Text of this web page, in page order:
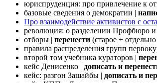
юриспруденция: про привлечение к
базовые сведения о демократии |
Про взаимодействие активистов с
революция: о разделении Профбюро и
отборы | перенести (старое +
правила распределения групп
второй том учебника кураторов |
кейс Денисенко | дописать и
кейс: разгон Зашайбы | дописать и